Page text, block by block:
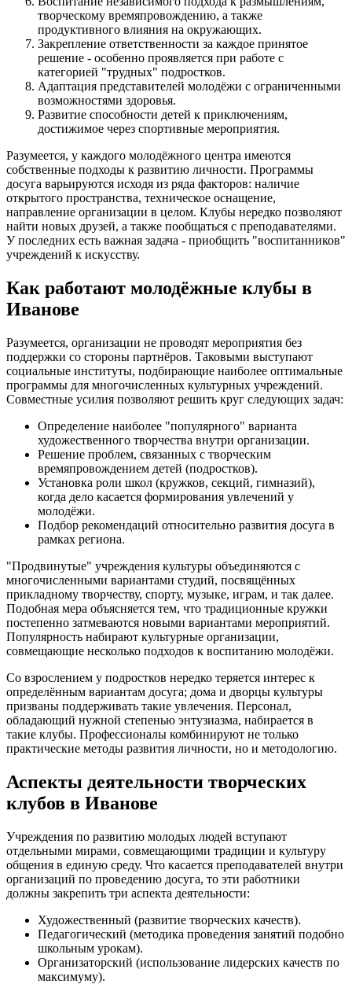
творческому времяпровождению, а также
продуктивного влияния на окружающих.
Закрепление ответственности за каждое принятое
решение - особенно проявляется при работе с
категорией "трудных" подростков.
Адаптация представителей молодёжи с ограниченными
возможностями здоровья.
Развитие способности детей к приключениям,
достижимое через спортивные мероприятия.
Разумеется, у каждого молодёжного центра имеются
собственные подходы к развитию личности. Программы
досуга варьируются исходя из ряда факторов: наличие
открытого пространства, техническое оснащение,
направление организации в целом. Клубы нередко позволяют
найти новых друзей, а также пообщаться с преподавателями.
У последних есть важная задача - приобщить "воспитанников"
учреждений к искусству.
Как работают молодёжные клубы в
Иванове
Разумеется, организации не проводят мероприятия без
поддержки со стороны партнёров. Таковыми выступают
социальные институты, подбирающие наиболее оптимальные
программы для многочисленных культурных учреждений.
Совместные усилия позволяют решить круг следующих задач:
Определение наиболее "популярного" варианта
художественного творчества внутри организации.
Решение проблем, связанных с творческим
времяпровождением детей (подростков).
Установка роли школ (кружков, секций, гимназий),
когда дело касается формирования увлечений у
молодёжи.
Подбор рекомендаций относительно развития досуга в
рамках региона.
"Продвинутые" учреждения культуры объединяются с
многочисленными вариантами студий, посвящённых
прикладному творчеству, спорту, музыке, играм, и так далее.
Подобная мера объясняется тем, что традиционные кружки
постепенно затмеваются новыми вариантами мероприятий.
Популярность набирают культурные организации,
совмещающие несколько подходов к воспитанию молодёжи.
Со взрослением у подростков нередко теряется интерес к
определённым вариантам досуга; дома и дворцы культуры
призваны поддерживать такие увлечения. Персонал,
обладающий нужной степенью энтузиазма, набирается в
такие клубы. Профессионалы комбинируют не только
практические методы развития личности, но и методологию.
Аспекты деятельности творческих
клубов в Иванове
Учреждения по развитию молодых людей вступают
отдельными мирами, совмещающими традиции и культуру
общения в единую среду. Что касается преподавателей внутри
организаций по проведению досуга, то эти работники
должны закрепить три аспекта деятельности:
Художественный (развитие творческих качеств).
Педагогический (методика проведения занятий подобно
школьным урокам).
Организаторский (использование лидерских качеств по
максимуму).